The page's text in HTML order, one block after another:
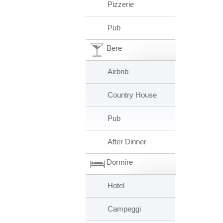
Pizzerie
Pub
Bere
Airbnb
Country House
Pub
After Dinner
Dormire
Hotel
Campeggi